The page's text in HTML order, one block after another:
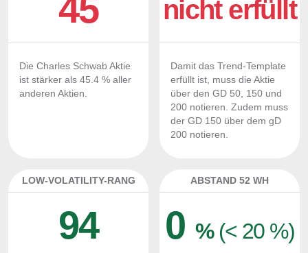
45
Die Charles Schwab Aktie
ist stärker als 45.4 % aller
anderen Aktien.
nicht erfüllt
Damit das Trend-Template
erfüllt ist, muss die Aktie
über den GD 50, 150 und
200 notieren. Zudem muss
der GD 150 über dem gD
200 notieren.
LOW-VOLATILITY-RANG
94
ABSTAND 52 WH
0 % (< 20 %)